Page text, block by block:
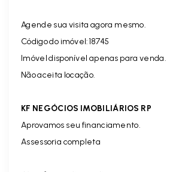
Agende sua visita agora mesmo.
Código do imóvel:18745
Imóvel disponível apenas para venda.
Não aceita locação.
KF NEGÓCIOS IMOBILIÁRIOS RP
Aprovamos seu financiamento.
Assessoria completa